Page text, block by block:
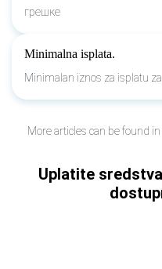
грешке
Minimalna isplata.
Minimalan iznos za isplatu
More articles can be found
Uplatite